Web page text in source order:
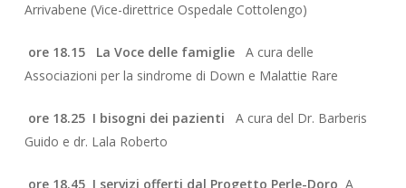
Arrivabene (Vice-direttrice Ospedale Cottolengo)
ore 18.15 La Voce delle famiglieA cura delle
Associazioni per la sindrome di Down e Malattie Rare
ore 18.25 I bisogni dei pazienti A cura del Dr. Barberis
Guido e dr. Lala Roberto
ore 18.45 I servizi offerti dal Progetto Perle-Doro A